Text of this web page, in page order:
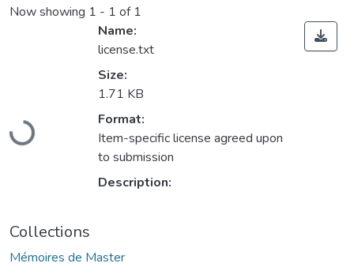
Now showing 1 - 1 of 1
Loading...
Name:
license.txt
Size:
1.71 KB
Format:
Item-specific license agreed upon
to submission
Description:
Collections
Mémoires de Master